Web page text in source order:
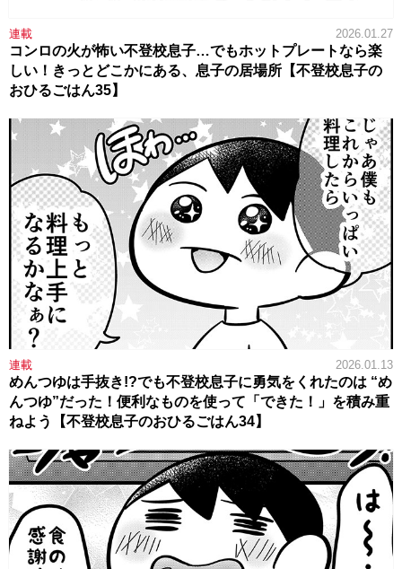
連載 2026.01.27
コンロの火が怖い不登校息子…でもホットプレートなら楽
しい！きっとどこかにある、息子の居場所【不登校息子の
おひるごはん35】
連載 2026.01.13
めんつゆは手抜き!?でも不登校息子に勇気をくれたのは “め
んつゆ”だった！便利なものを使って「できた！」を積み重
ねよう【不登校息子のおひるごはん34】